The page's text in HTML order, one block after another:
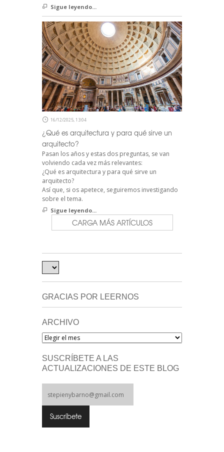
Sigue leyendo...
16/12/2025, 13:04
¿Qué es arquitectura y para qué sirve un
arquitecto?
Pasan los años y estas dos preguntas, se van
volviendo cada vez más relevantes:
¿Qué es arquitectura y para qué sirve un
arquitecto?
Así que, si os apetece, seguiremos investigando
sobre el tema.
Sigue leyendo...
CARGA MÁS ARTÍCULOS
GRACIAS POR LEERNOS
ARCHIVO
Archivo
SUSCRÍBETE A LAS
ACTUALIZACIONES DE ESTE BLOG